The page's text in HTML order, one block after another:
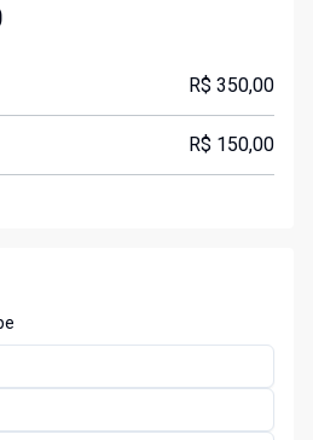
R$ 350,00
R$ 150,00